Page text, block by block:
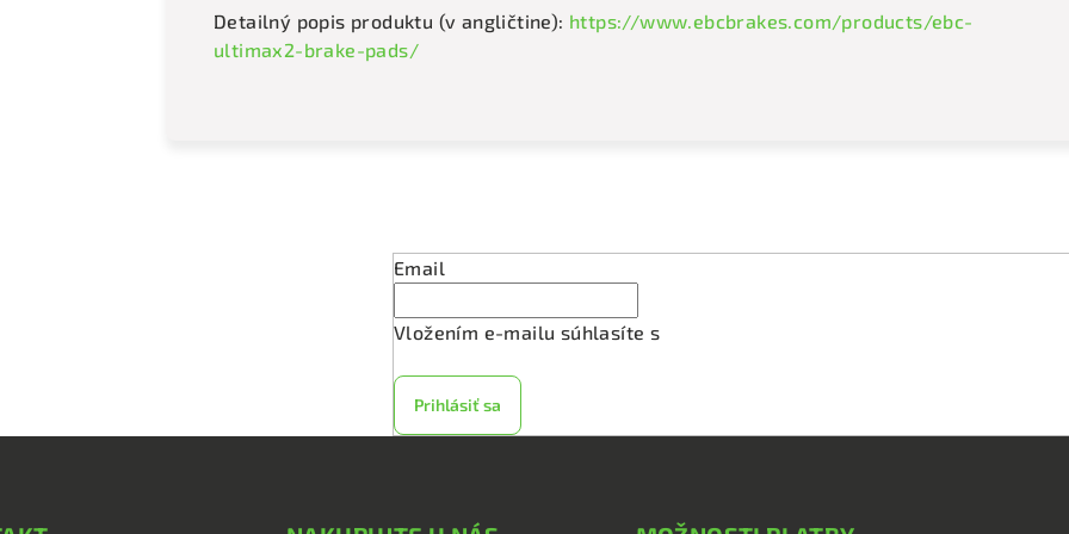
Detailný popis produktu (v angličtine): https://www.ebcbrakes.com/products/ebc-
ultimax2-brake-pads/
Email
Vložením e-mailu súhlasíte s
Prihlásiť sa